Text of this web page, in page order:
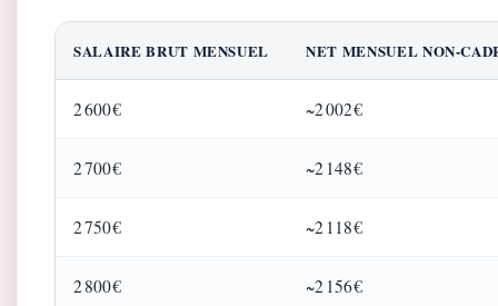
SALAIRE BRUT MENSUEL NET MENSUEL
2 600 € ~2 002 €
2 700 € ~2 148 €
2 750 € ~2 118 €
2 800 € ~2 156 €